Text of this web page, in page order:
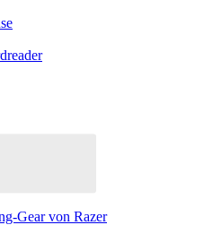
Gear von Razer